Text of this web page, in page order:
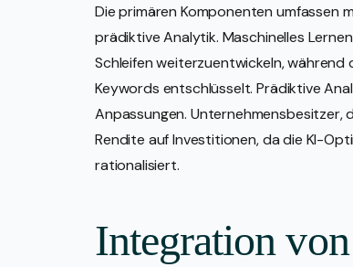
Die primären Komponenten umfassen
prädiktive Analytik. Maschinelles
Schleifen weiterzuentwickeln,
Keywords entschlüsselt. Prädiktive
Anpassungen. Unternehmensbesitzer,
Rendite auf Investitionen, da die KI-
rationalisiert.
Integration